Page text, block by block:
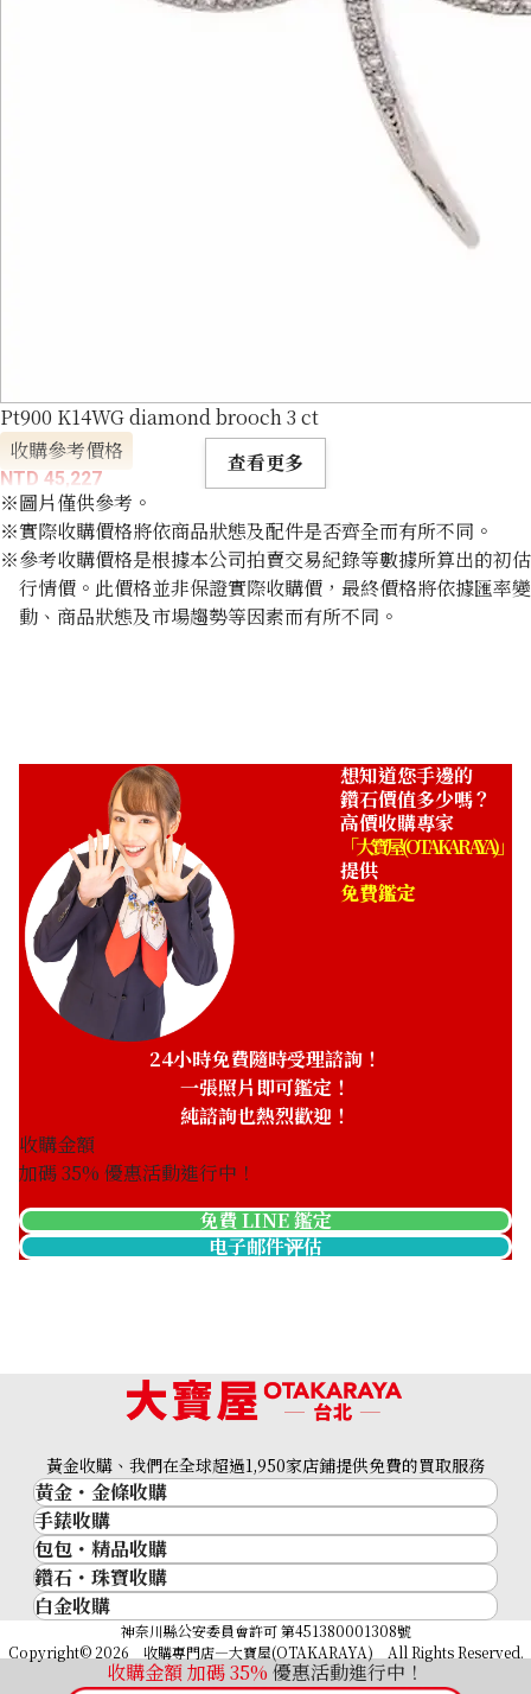
Pt900 K14WG diamond brooch 3 ct
收購參考價格
NTD 45,227
查看更多
※圖片僅供參考。
※實際收購價格將依商品狀態及配件是否齊全而有所不同。
※參考收購價格是根據本公司拍賣交易紀錄等數據所算出的初估
行情價。此價格並非保證實際收購價，最終價格將依據匯率變
動、商品狀態及市場趨勢等因素而有所不同。
想知道您手邊的
鑽石價值多少嗎？
高價收購專家
「大寶屋 (OTAKARAYA)」
提供
免費鑑定
24小時免費隨時受理諮詢！
一張照片即可鑑定！
純諮詢也熱烈歡迎！
收購金額
加碼35% 優惠活動進行中！
免費 LINE 鑑定
电子邮件评估
收購金額 加碼35% 優惠活動進行中！
黃金收購、我們在全球超過1,950家店鋪提供免費的買取服務
黃金・金條收購
黃金與貴金屬
金的錠
金幣
黃金過去10年
黃金飾品
黃金戒指
手錶收購
名牌手錶
Rolex
Patek Philippe
Audemars Piguet
Vacheron Constantin
包包・精品收購
品牌精品
Cartier
LOUIS VUITTON
Hermès
鑽石・珠寶收購
鑽石･珠寶
祖母綠（翠玉）
白金收購
神奈川縣公安委員會許可 第451380001308號
Copyright© 2026 收購專門店—大寶屋(OTAKARAYA) All Rights Reserved.